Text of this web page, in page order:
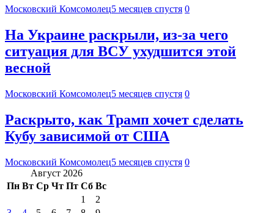
Московский Комсомолец5 месяцев спустя 0
На Украине раскрыли, из-за чего
ситуация для ВСУ ухудшится этой
весной
Московский Комсомолец5 месяцев спустя 0
Раскрыто, как Трамп хочет сделать
Кубу зависимой от США
Московский Комсомолец5 месяцев спустя 0
Август 2026
Пн Вт Ср Чт Пт Сб Вс
1
2